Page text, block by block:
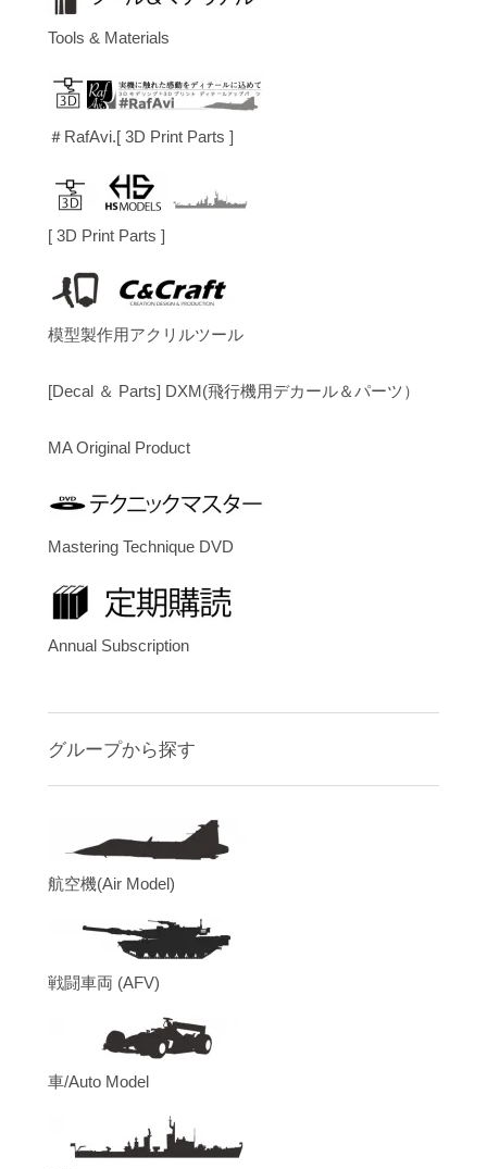
Tools & Materials
＃RafAvi.[ 3D Print Parts ]
[ 3D Print Parts ]
模型製作用アクリルツール
[Decal ＆ Parts] DXM(飛行機用デカール＆パーツ）
MA Original Product
Mastering Technique DVD
Annual Subscription
グループから探す
航空機(Air Model)
戦闘車両 (AFV)
車/Auto Model